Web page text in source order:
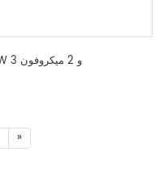
مضخم خلط MP600PIII W 3 و 2 ميكروفون
»